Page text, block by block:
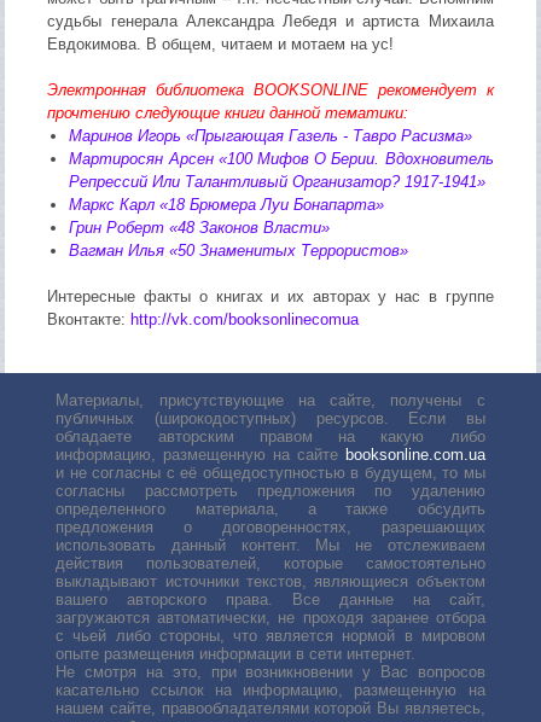
судьбы генерала Александра Лебедя и артиста Михаила
Евдокимова. В общем, читаем и мотаем на ус!
Электронная библиотека BOOKSONLINE рекомендует к
прочтению следующие книги данной тематики:
Маринов Игорь «Прыгающая Газель - Тавро Расизма»
Мартиросян Арсен «100 Мифов О Берии. Вдохновитель
Репрессий Или Талантливый Организатор? 1917-1941»
Маркс Карл «18 Брюмера Луи Бонапарта»
Грин Роберт «48 Законов Власти»
Вагман Илья «50 Знаменитых Террористов»
Интересные факты о книгах и их авторах у нас в группе
Вконтакте:http://vk.com/booksonlinecomua
Материалы, присутствующие на сайте, получены с
публичных (широкодоступных) ресурсов. Если вы
обладаете авторским правом на какую либо
информацию, размещенную на сайте booksonline.com.ua
и не согласны с её общедоступностью в будущем, то мы
согласны рассмотреть предложения по удалению
определенного материала, а также обсудить
предложения о договоренностях, разрешающих
использовать данный контент. Мы не отслеживаем
действия пользователей, которые самостоятельно
выкладывают источники текстов, являющиеся объектом
вашего авторского права. Все данные на сайт,
загружаются автоматически, не проходя заранее отбора
с чьей либо стороны, что является нормой в мировом
опыте размещения информации в сети интернет.
Не смотря на это, при возникновении у Вас вопросов
касательно ссылок на информацию, размещенную на
нашем сайте, правообладателями которой Вы являетесь,